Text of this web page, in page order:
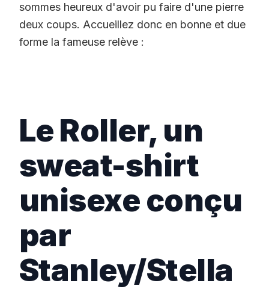
sommes heureux d'avoir pu faire d'une pierre
deux coups. Accueillez donc en bonne et due
forme la fameuse relève :
Le Roller, un
sweat-shirt
unisexe conçu
par
Stanley/Stella